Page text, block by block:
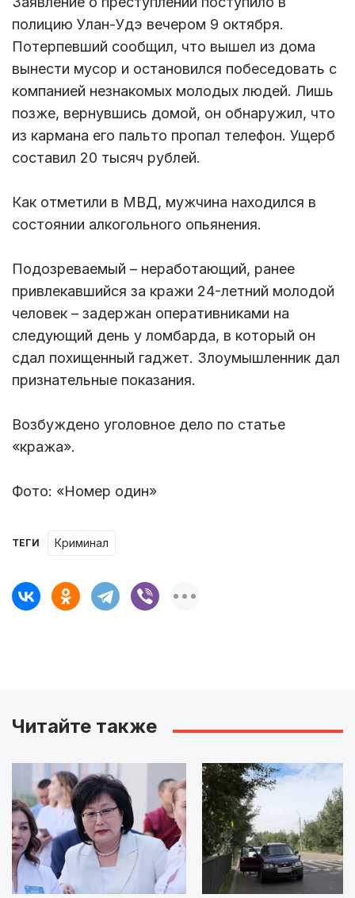
полицию Улан-Удэ вечером 9 октября.
Потерпевший сообщил, что вышел из дома
вынести мусор и остановился побеседовать с
компанией незнакомых молодых людей. Лишь
позже, вернувшись домой, он обнаружил, что
из кармана его пальто пропал телефон. Ущерб
составил 20 тысяч рублей.
Как отметили в МВД, мужчина находился в
состоянии алкогольного опьянения.
Подозреваемый – неработающий, ранее
привлекавшийся за кражи 24-летний молодой
человек – задержан оперативниками на
следующий день у ломбарда, в который он
сдал похищенный гаджет. Злоумышленник дал
признательные показания.
Возбуждено уголовное дело по статье
«кража».
Фото: «Номер один»
ТЕГИ Криминал
Читайте также